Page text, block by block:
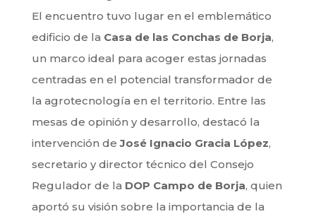
El encuentro tuvo lugar en el emblemático
edificio de la Casa de las Conchas de Borja,
un marco ideal para acoger estas jornadas
centradas en el potencial transformador de
la agrotecnología en el territorio. Entre las
mesas de opinión y desarrollo, destacó la
intervención deJosé Ignacio Gracia López,
secretario y director técnico del Consejo
Regulador de la DOP Campo de Borja, quien
aportó su visión sobre la importancia de la